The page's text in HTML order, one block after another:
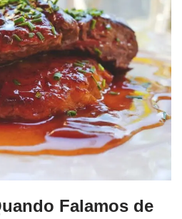
Falamos de